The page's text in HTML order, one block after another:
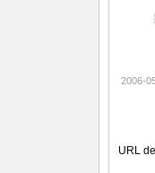
2006-
URL